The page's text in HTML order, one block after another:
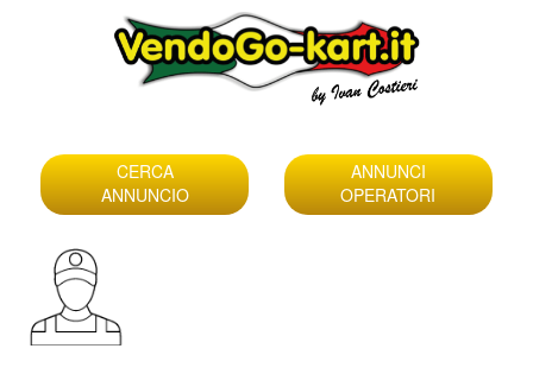
content
CERCA
ANNUNCIO
ANNUNCI
OPERATORI